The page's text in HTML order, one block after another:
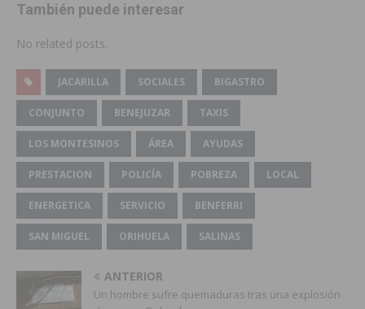
También puede interesar
No related posts.
JACARILLA SOCIALES BIGASTRO
CONJUNTO BENEJUZAR TAXIS
LOS MONTESINOS ÁREA AYUDAS
PRESTACION POLICÍA POBREZA LOCAL
ENERGETICA SERVICIO BENFERRI
SAN MIGUEL ORIHUELA SALINAS
ANTERIOR
Un hombre sufre quemaduras tras una explosión